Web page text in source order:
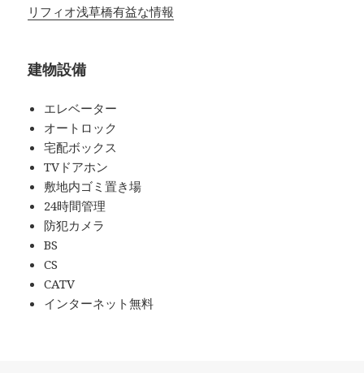
リフィオ浅草橋有益な情報
建物設備
エレベーター
オートロック
宅配ボックス
TVドアホン
敷地内ゴミ置き場
24時間管理
防犯カメラ
BS
CS
CATV
インターネット無料